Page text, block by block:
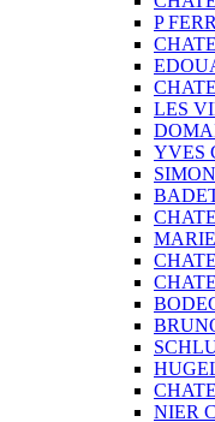
P
LES
YVES
NIER